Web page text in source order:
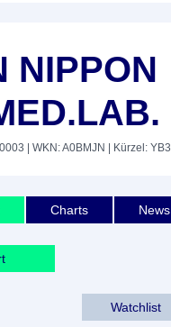
NIPPON
| WKN: A0BMJN | Kürzel: YB3
Charts News
Watchlist